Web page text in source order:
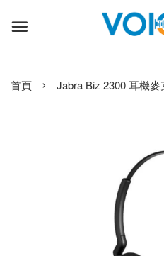
首頁 › Jabra Biz 2300 耳機麥